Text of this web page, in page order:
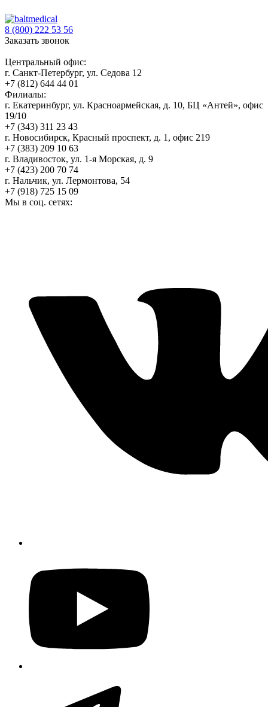
8 (800) 222 53 56
Заказать звонок
Центральный офис:
г. Санкт-Петербург, ул. Седова 12
+7 (812) 644 44 01
Филиалы:
г. Екатеринбург, ул. Красноармейская, д. 10, БЦ «Антей», офис
19/10
+7 (343) 311 23 43
г. Новосибирск, Красный проспект, д. 1, офис 219
+7 (383) 209 10 63
г. Владивосток, ул. 1-я Морская, д. 9
+7 (423) 200 70 74
г. Нальчик, ул. Лермонтова, 54
+7 (918) 725 15 09
Мы в соц. сетях: